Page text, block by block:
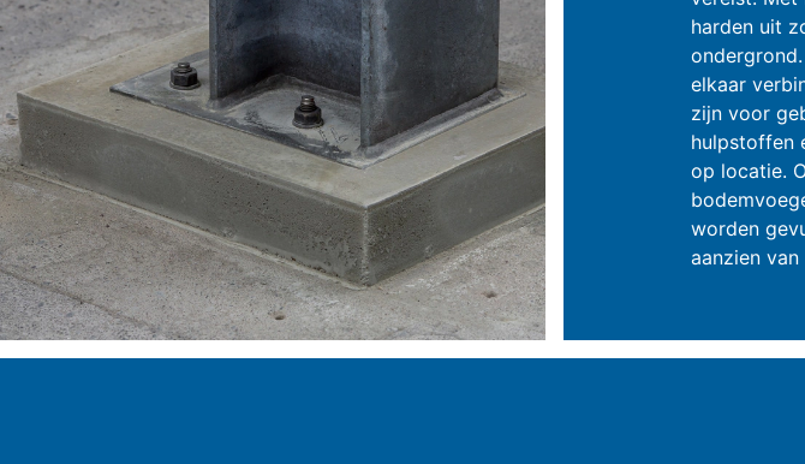
harden uit
elkaar
zijn voor
hulpstoffen
op locatie.
worden
aanzien